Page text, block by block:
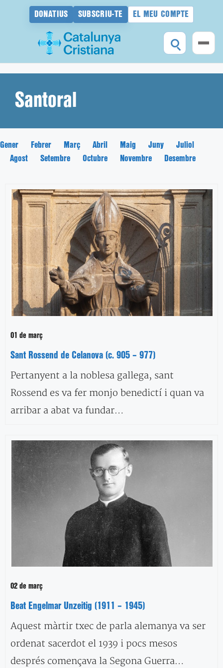
DONATIUS SUBSCRIU-TE EL MEU COMPTE
contingutSantoral
Gener Febrer Març Abril Maig Juny
Juliol
Agost
Setembre Octubre Novembre Desembre
01 de març
Sant Rossend de Celanova (c. 905 – 977)
Pertanyent a la noblesa gallega, sant
Rossend es va fer monjo benedictí i quan va
arribar a abat va fundar…
02 de març
Beat Engelmar Unzeitig (1911 – 1945)
Aquest màrtir txec de parla alemanya va ser
ordenat sacerdot el 1939 i pocs mesos
després començava la Segona Guerra…